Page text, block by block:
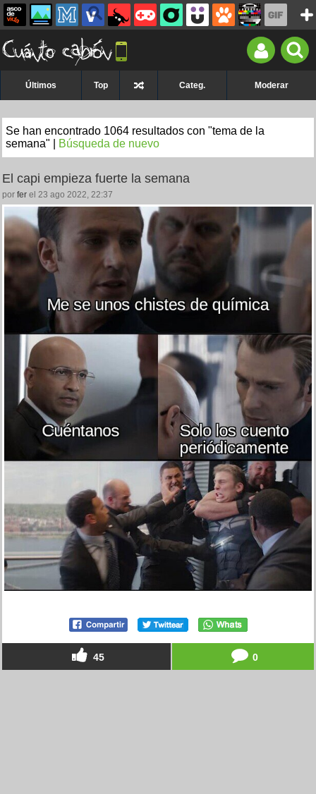
Últimos Top Categ. Moderar
Se han encontrado 1064 resultados con "tema de la
semana" |
Búsqueda de nuevo
El capi empieza fuerte la semana
por fer el 23 ago 2022, 22:37
45 0